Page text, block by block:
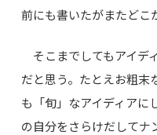
前にも書いたがまたどこ
そこまでしてもアイデ
だと思う。たとえお粗末
も「旬」なアイディアに
の自分をさらけだしてナ